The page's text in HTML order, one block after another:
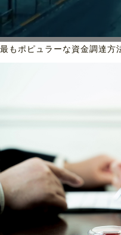
最もポピュラーな資金調達方